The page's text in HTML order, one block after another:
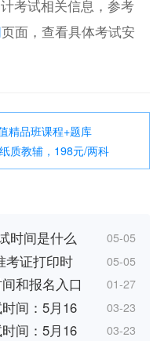
考试相关信息，参考
页面，查看具体考试安
精品班课程+题库
质教辅，198元/两科
时间是什么 05-05
考证打印时 05-05
和报名入口 01-27
间：5月16 03-23
间：5月16 03-23